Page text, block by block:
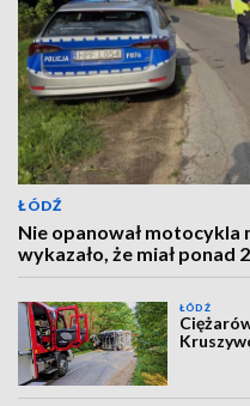
ŁÓDŹ
Nie opanował motocykla
wykazało, że miał ponad
ŁÓDŹ